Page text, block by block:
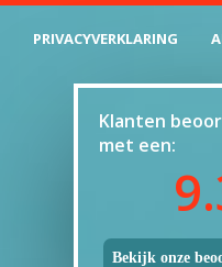
Klanten
met een:
Bekijk onze
PRIVACYVERKLARING